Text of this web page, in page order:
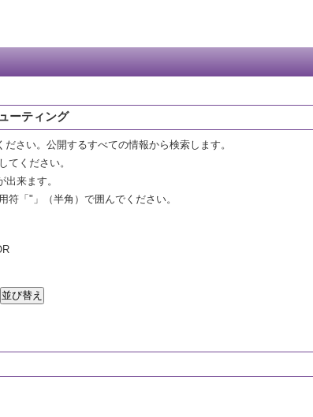
ーティング
さい。公開するすべての情報から検索します。
てください。
来ます。
「"」（半角）で囲んでください。